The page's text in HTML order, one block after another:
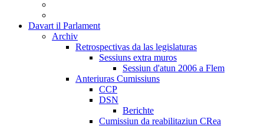
Davart il Parlament
Archiv
Retrospectivas da las legislaturas
Sessiuns extra muros
Sessiun d'atun 2006 a Flem
Anteriuras Cumissiuns
CCP
DSN
Berichte
Cumissiun da reabilitaziun CRea